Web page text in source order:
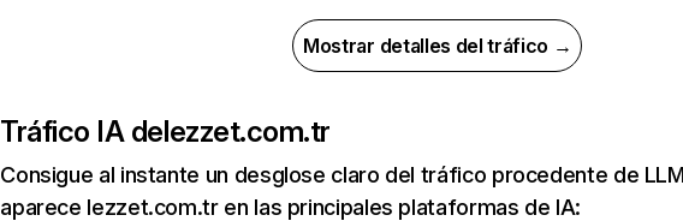
Mostrar detalles del tráfico →
Tráfico IA delezzet.com.tr
Consigue al instante un desglose claro del tráfico procedente de
aparece lezzet.com.tr en las principales plataformas de IA: